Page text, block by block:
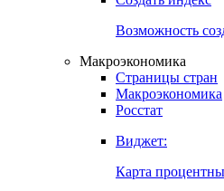
Возможность
Макроэкономика
Страницы стран
Макроэкономика
Росстат
Виджет:
Карта